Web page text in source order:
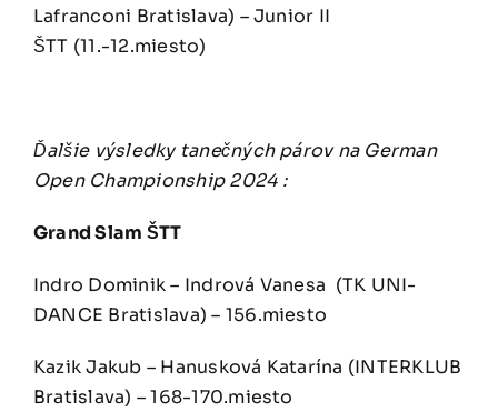
Lafranconi Bratislava) – Junior II
ŠTT (11.-12.miesto)
Ďalšie výsledky tanečných párov na German
Open Championship 2024 :
Grand Slam ŠTT
Indro Dominik – Indrová Vanesa (TK UNI-
DANCE Bratislava) – 156.miesto
Kazik Jakub – Hanusková Katarína (INTERKLUB
Bratislava) – 168-170.miesto